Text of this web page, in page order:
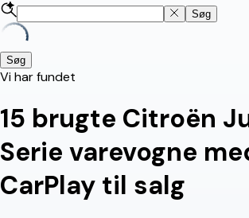
Søg
Søg
Vi har fundet
15 brugte Citroën
Serie varevogne
CarPlay til salg